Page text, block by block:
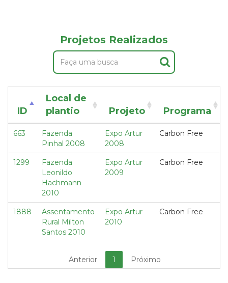
Projetos Realizados
ID
Local de
plantio
Projeto Programa
663
Fazenda
Pinhal 2008
Expo Artur
2008
Carbon Free
1299
Fazenda
Leonildo
Hachmann
2010
Expo Artur
2009
Carbon Free
1888
Assentamento
Rural Milton
Santos 2010
Expo Artur
2010
Carbon Free
Anterior 1 Próximo